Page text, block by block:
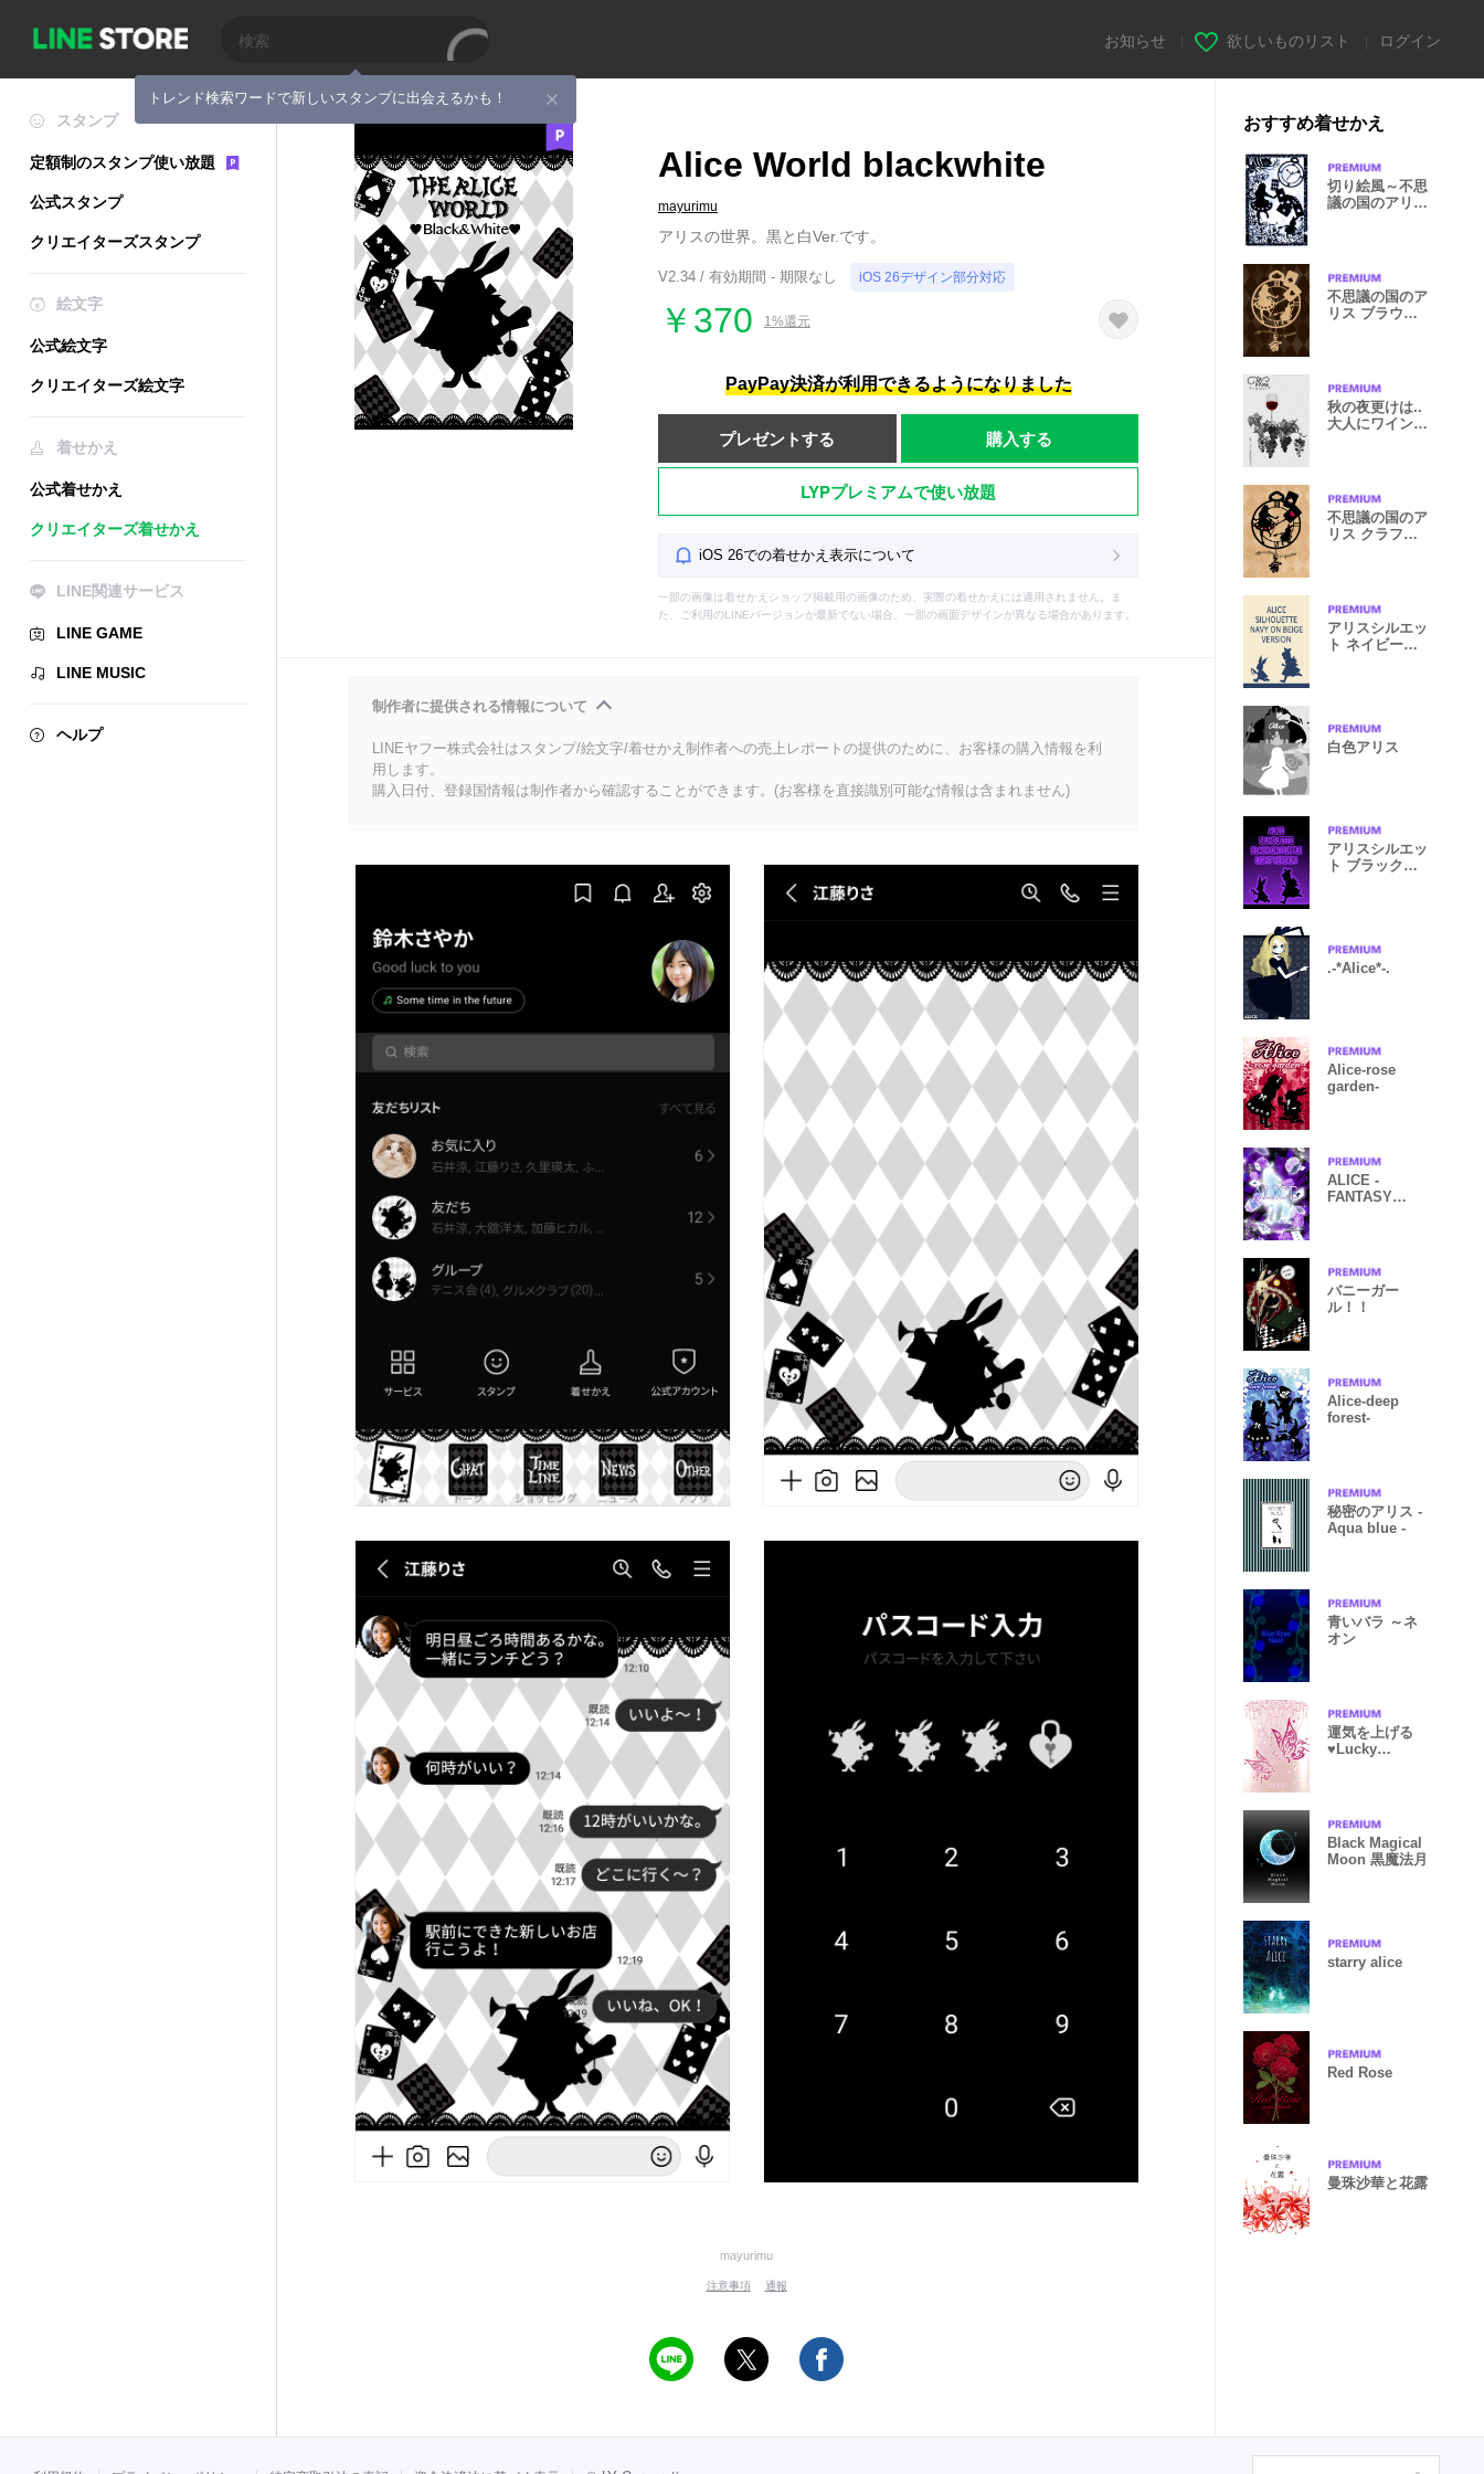
トレンド検索ワードで新しいスタンプに出会えるかも！
お知らせ 欲しいものリスト ログイン
スタンプ
定額制のスタンプ使い放題
公式スタンプ
クリエイターズスタンプ
絵文字
公式絵文字
クリエイターズ絵文字
着せかえ
公式着せかえ
クリエイターズ着せかえ
LINE関連サービス
LINE GAME
LINE MUSIC
ヘルプ
Alice World blackwhite
mayurimu
アリスの世界。黒と白Ver.です。
V2.34 / 有効期間 - 期限なし iOS 26デザイン部分対応
￥370 1%還元
PayPay決済が利用できるようになりました
プレゼントする 購入する
LYPプレミアムで使い放題
iOS 26での着せかえ表示について
一部の画像は着せかえショップ掲載用の画像のため、実際の着せかえには適用されません。ま
た、ご利用のLINEバージョンが最新でない場合、一部の画面デザインが異なる場合があります。
制作者に提供される情報について
LINEヤフー株式会社はスタンプ/絵文字/着せかえ制作者への売上レポートの提供のために、お客様の購入情報を利
用します。
購入日付、登録国情報は制作者から確認することができます。(お客様を直接識別可能な情報は含まれません)
mayurimu
注意事項 通報
おすすめ着せかえ
切り絵風～不思
議の国のアリス
不思議の国のア
リス ブラウン×
秋の夜更けは..
大人にワイン
不思議の国のア
リス クラフト
アリスシルエッ
ト ネイビーオ
白色アリス
アリスシルエッ
ト ブラックオ
.-*Alice*-.
Alice-rose
garden-
ALICE -
FANTASY
バニーガー
ル！！
Alice-deep
forest-
秘密のアリス -
Aqua blue -
青いバラ ～ネ
オン
運気を上げる
♥Lucky
Black Magical
Moon 黒魔法月
starry alice
Red Rose
曼珠沙華と花露